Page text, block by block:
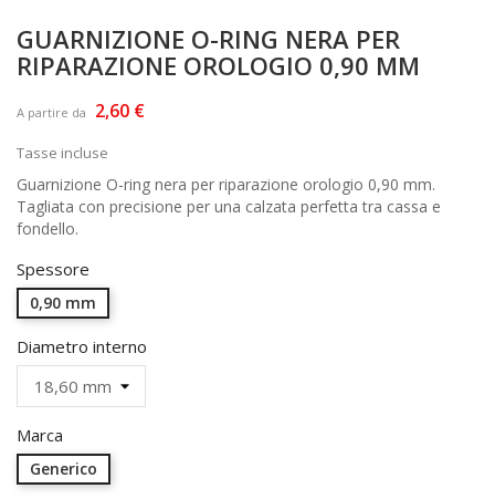
GUARNIZIONE O-RING NERA PER
RIPARAZIONE OROLOGIO 0,90 MM
A partire da 2,60 €
Tasse incluse
Guarnizione O-ring nera per riparazione orologio 0,90 mm.
Tagliata con precisione per una calzata perfetta tra cassa e
fondello.
Spessore
0,90 mm
Diametro interno
Marca
Generico